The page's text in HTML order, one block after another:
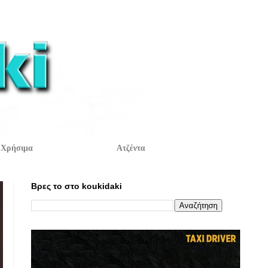
Χρήσιμα Ατζέντα
Βρες το στο koukidaki